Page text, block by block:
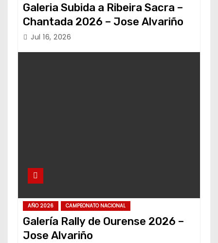
Galeria Subida a Ribeira Sacra –
Chantada 2026 – Jose Alvariño
Jul 16, 2026
AÑO 2026 CAMPEONATO NACIONAL
Galería Rally de Ourense 2026 –
Jose Alvariño